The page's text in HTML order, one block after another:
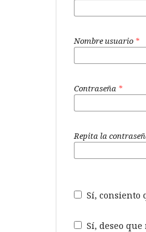
Nombre usuario *
Contraseña *
Repita la
Sí, consiento
Sí, deseo